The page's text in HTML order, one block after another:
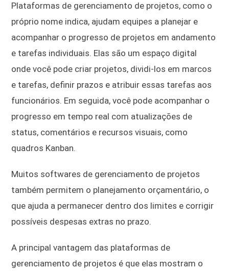
Plataformas de gerenciamento de projetos, como o
próprio nome indica, ajudam equipes a planejar e
acompanhar o progresso de projetos em andamento
e tarefas individuais. Elas são um espaço digital
onde você pode criar projetos, dividi-los em marcos
e tarefas, definir prazos e atribuir essas tarefas aos
funcionários. Em seguida, você pode acompanhar o
progresso em tempo real com atualizações de
status, comentários e recursos visuais, como
quadros Kanban.
Muitos softwares de gerenciamento de projetos
também permitem o planejamento orçamentário, o
que ajuda a permanecer dentro dos limites e corrigir
possíveis despesas extras no prazo.
A principal vantagem das plataformas de
gerenciamento de projetos é que elas mostram o